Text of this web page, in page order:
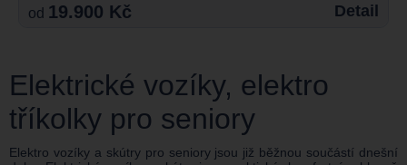
od 19.900 Kč Detail
Elektrické vozíky, elektro
tříkolky pro seniory
Elektro vozíky a skútry pro seniory jsou již běžnou součástí dnešní